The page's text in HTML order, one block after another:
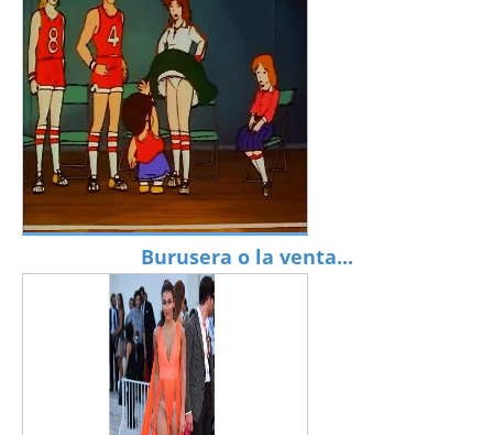
Burusera o la venta...